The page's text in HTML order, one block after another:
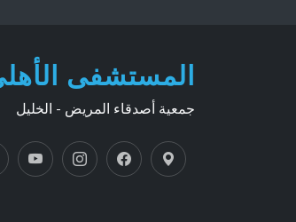
المستشفى
جمعية أصدقاء المريض - الخليل